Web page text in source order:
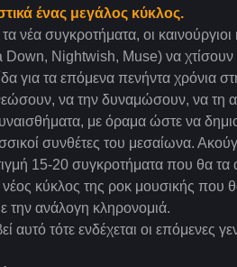
ένας μεγάλος κύκλος.
νέα συγκροτήματα, οι
Nightwish, Muse) να χτίσουν
για τα επόμενα πενήντα χρόνια
να την δυναμώσουν, να τη
με όραμα ώστε να
συνθέτες του μεσαίωνα.
15-20 συγκροτήματα που θα τα
νέος κύκλος της ροκ μουσικής
την ανάλογη κληρονομιά.
αυτό τότε ενδέχεται οι επόμενες